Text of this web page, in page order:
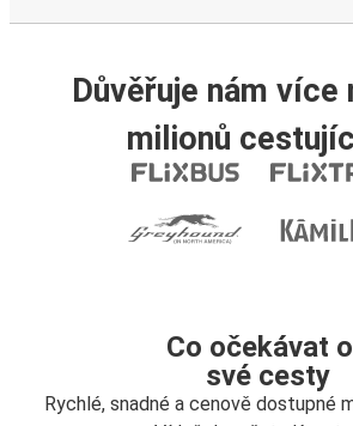
Důvěřuje nám více
milionů
Co očekávat
své cesty
Rychlé, snadné a cenově dostupné